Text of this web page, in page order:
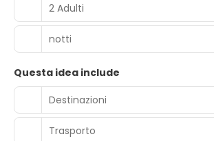
2 Adulti
notti
Questa idea include
Destinazioni
Trasporto